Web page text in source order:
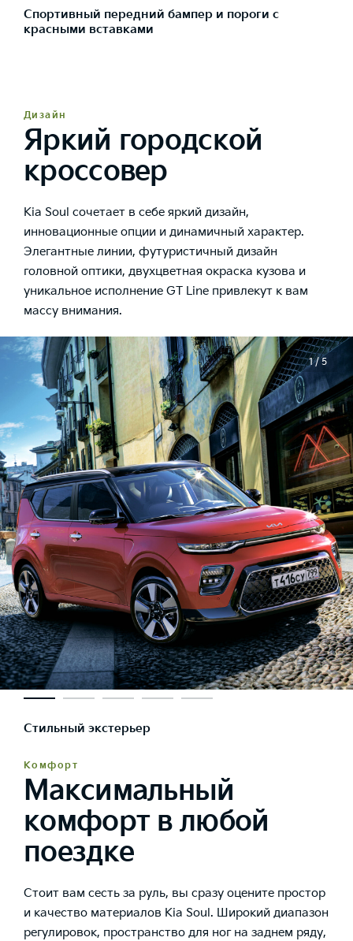
Спортивный передний бампер и пороги с
красными вставками
Дизайн
Яркий городской
кроссовер
Kia Soul сочетает в себе яркий дизайн,
инновационные опции и динамичный характер.
Элегантные линии, футуристичный дизайн
головной оптики, двухцветная окраска кузова и
уникальное исполнение GT Line привлекут к вам
массу внимания.
Стильный экстерьер
1 / 5
Комфорт
Максимальный
комфорт в любой
поездке
Стоит вам сесть за руль, вы сразу оцените простор
и качество материалов Kia Soul. Широкий диапазон
регулировок, пространство для ног на заднем ряду,